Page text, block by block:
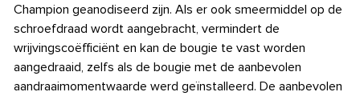
Champion geanodiseerd zijn. Als er ook smeermiddel op de
schroefdraad wordt aangebracht, vermindert de
wrijvingscoëfficiënt en kan de bougie te vast worden
aangedraaid, zelfs als de bougie met de aanbevolen
aandraaimomentwaarde werd geïnstalleerd. De aanbevolen